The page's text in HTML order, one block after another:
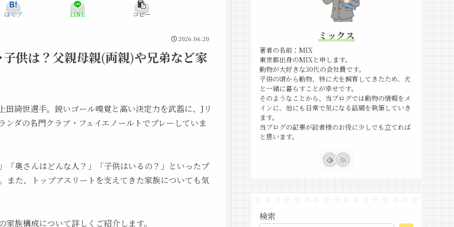
はてブ LINE コピー
2026.06.20
供は？父親母親(両親)や兄弟など家
綺世選手。鋭いゴール嗅覚と高い決定力を武器に、Jリ
ダの名門クラブ・フェイエノールトでプレーしていま
奥さんはどんな人？」「子供はいるの？」といったプ
た、トップアスリートを支えてきた家族についても気
族構成について詳しくご紹介します。
ミックス
著者の名前：MIX
東京都出身のMIXと申します。
動物が大好きな30代の会社員です。
子供の頃から動物、特に犬を飼育してきたため、犬
と一緒に暮らすことが幸せです。
そのようなことから、当ブログでは動物の情報をメ
インに、他にも日常で気になる話題を執筆していき
ます。
当ブログの記事が読者様のお役に少しでも立てれば
と思います。
検索